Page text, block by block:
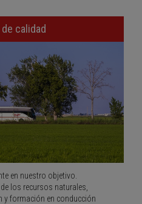
calidad
en nuestro objetivo.
los recursos naturales,
y formación en conducción